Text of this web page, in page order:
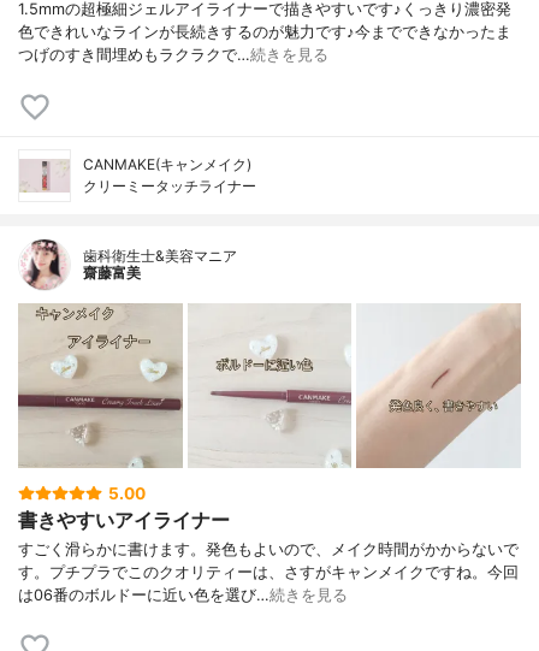
1.5mmの超極細ジェルアイライナーで描きやすいです♪くっきり濃密発
色できれいなラインが長続きするのが魅力です♪今までできなかったま
つげのすき間埋めもラクラクで…続きを見る
CANMAKE(キャンメイク)
クリーミータッチライナー
歯科衛生士&美容マニア
齋藤富美
5.00
書きやすいアイライナー
すごく滑らかに書けます。発色もよいので、メイク時間がかからないで
す。プチプラでこのクオリティーは、さすがキャンメイクですね。今回
は06番のボルドーに近い色を選び…続きを見る